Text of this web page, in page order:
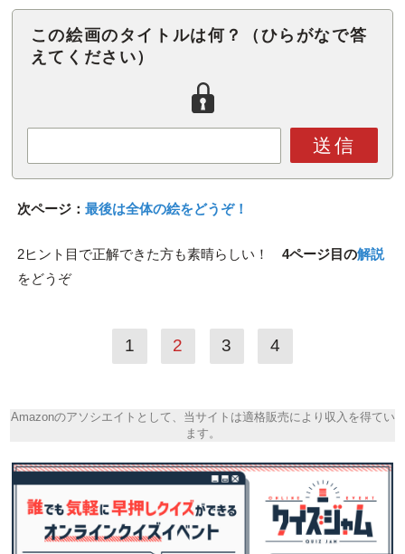
この絵画のタイトルは何？（ひらがなで答
えてください）
送信
次ページ： 最後は全体の絵をどうぞ！
2ヒント目で正解できた方も素晴らしい！ 4ページ目の解説
をどうぞ
1 2 3 4
Amazonのアソシエイトとして、当サイトは適格販売により収入を得てい
ます。